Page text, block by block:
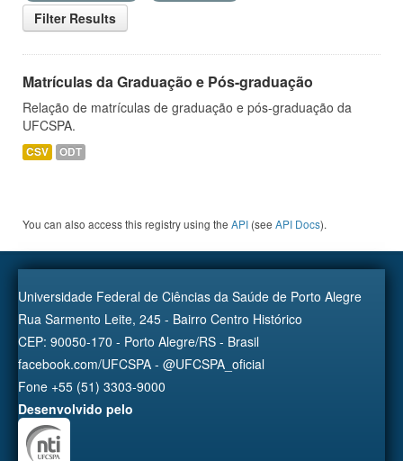
Filter Results
Matrículas da Graduação e Pós-graduação
Relação de matrículas de graduação e pós-graduação da
UFCSPA.
CSV ODT
You can also access this registry using the API (see API Docs).
Universidade Federal de Ciências da Saúde de Porto Alegre
Rua Sarmento Leite, 245 - Bairro Centro Histórico
CEP: 90050-170 - Porto Alegre/RS - Brasil
facebook.com/UFCSPA - @UFCSPA_oficial
Fone +55 (51) 3303-9000
Desenvolvido pelo